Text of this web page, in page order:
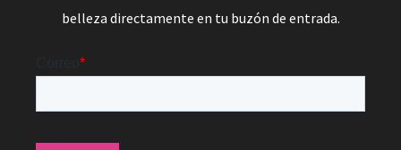
belleza directamente en tu buzón de entrada.